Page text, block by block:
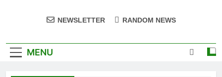
Masjiduna
NEWSLETTER RANDOM NEWS
MENU